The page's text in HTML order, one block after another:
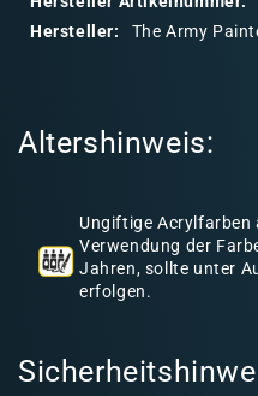
n
Hersteller:
The Army
Altershinweis:
Ungiftige Acrylfarben
Verwendung der
Jahren, sollte unter
erfolgen.